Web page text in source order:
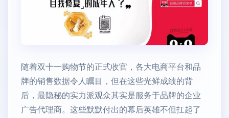
随着双十一购物节的正式收官，各大电商平台和品
牌的销售数据令人瞩目，但在这些光鲜成绩的背
后，最隐秘的实力派观众其实是服务于品牌的企业
广告代理商。这些默默付出的幕后英雄不但扛起了